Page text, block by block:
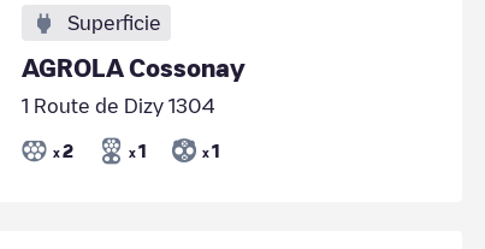
Superficie
AGROLA Cossonay
1 Route de Dizy 1304
x 2 x 1 x 1